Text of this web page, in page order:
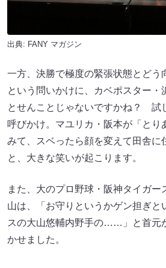
出典: FANY マガジン
一方、決勝で極度の緊張状態とどう
という問いかけに、カベポスター・
とせんことじゃないですかね？ 試
呼びかけ。マユリカ・阪本が「とり
みて、スベったら顔を変えて田舎に
と、大きな笑いが起こります。
また、大のプロ野球・阪神タイガー
山は、「お守りというかゲン担ぎと
スの大山悠輔内野手の……」と首元
かせました。